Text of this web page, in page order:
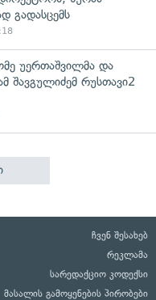
გადასცემს
უერთაშვილმა და
შავგულიძემ რუსთავი2
ჩვენ შესახებ
რეკლამა
სარედაქციო კოდექსი
მასალის გამოყენების პირობები